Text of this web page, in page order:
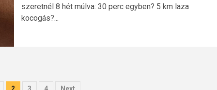
szeretnél 8 hét múlva: 30 perc egyben? 5 km laza
kocogás?...